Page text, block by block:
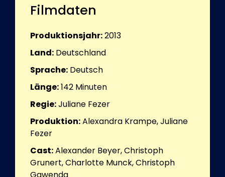
Filmdaten
Produktionsjahr:2013
Land: Deutschland
Sprache: Deutsch
Länge:142 Minuten
Regie:Juliane Fezer
Produktion:Alexandra Krampe, Juliane
Fezer
Cast:Alexander Beyer, Christoph
Grunert, Charlotte Munck, Christoph
Gawenda